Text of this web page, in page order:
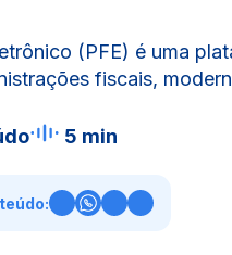
(PFE) é uma
fiscais,
5 min